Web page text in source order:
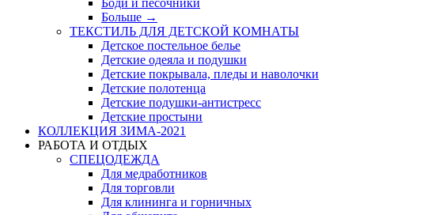
Боди и песочники
Больше →
ТЕКСТИЛЬ ДЛЯ ДЕТСКОЙ КОМНАТЫ
Детское постельное белье
Детские одеяла и подушки
Детские покрывала, пледы и наволочки
Детские полотенца
Детские подушки-антистресс
Детские простыни
КОЛЛЕКЦИЯ ЗИМА-2021
РАБОТА И ОТДЫХ
СПЕЦОДЕЖДА
Для медработников
Для торговли
Для клининга и горничных